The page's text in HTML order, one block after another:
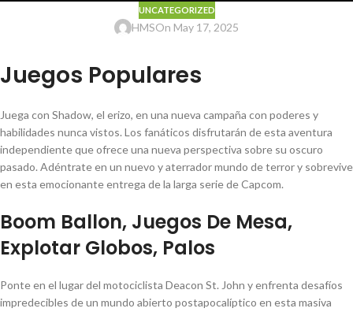
UNCATEGORIZED
HMSOn May 17, 2025
Juegos Populares
Juega con Shadow, el erizo, en una nueva campaña con poderes y
habilidades nunca vistos. Los fanáticos disfrutarán de esta aventura
independiente que ofrece una nueva perspectiva sobre su oscuro
pasado. Adéntrate en un nuevo y aterrador mundo de terror y sobrevive
en esta emocionante entrega de la larga serie de Capcom.
Boom Ballon, Juegos De Mesa,
Explotar Globos, Palos
Ponte en el lugar del motociclista Deacon St. John y enfrenta desafíos
impredecibles de un mundo abierto postapocalíptico en esta masiva